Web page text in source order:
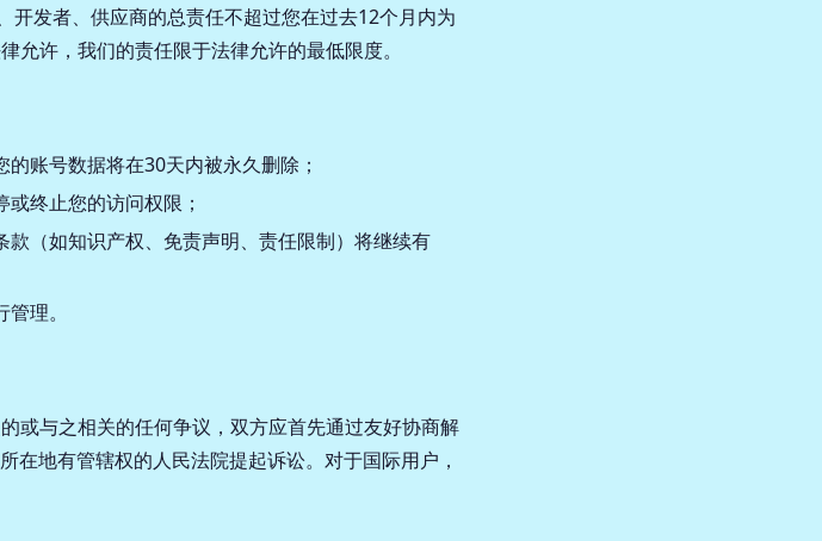
发者、供应商的总责任不超过您在过去12个月内为
许，我们的责任限于法律允许的最低限度。
账号数据将在30天内被永久删除；
终止您的访问权限；
（如知识产权、免责声明、责任限制）将继续有
理。
或与之相关的任何争议，双方应首先通过友好协商解
地有管辖权的人民法院提起诉讼。对于国际用户，